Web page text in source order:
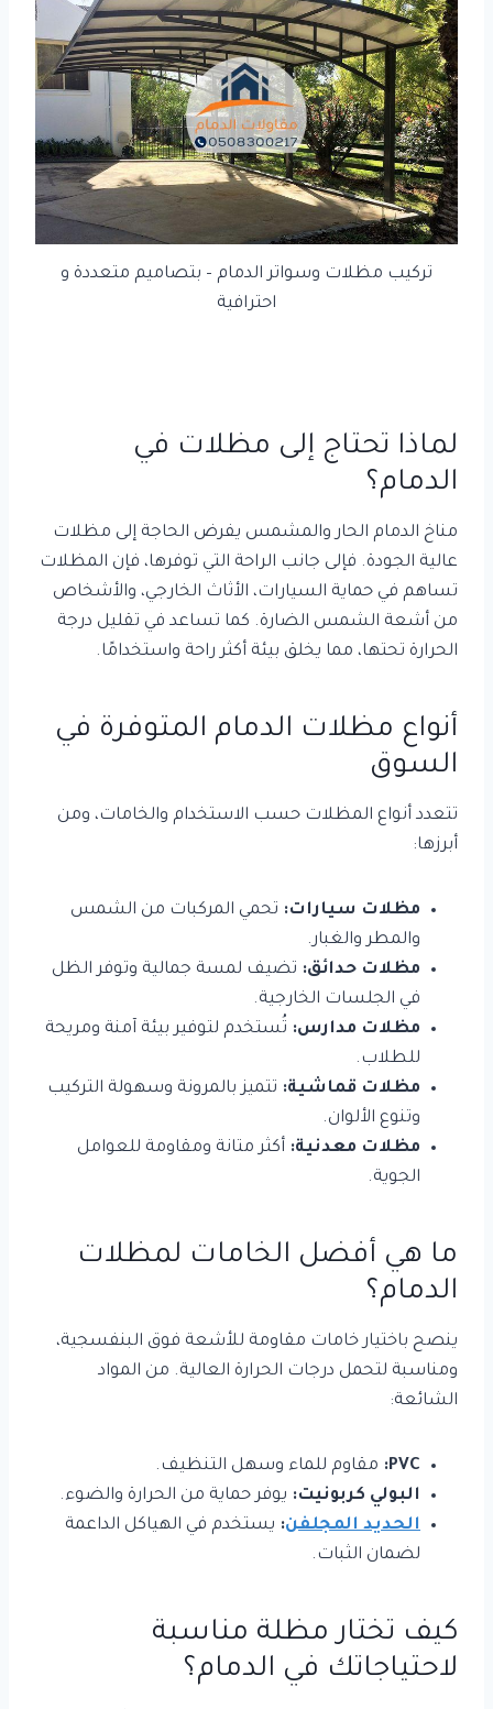
تركيب مظلات وسواتر الدمام – بتصاميم متعددة و
احترافية
لماذا تحتاج إلى مظلات في
الدمام؟
مناخ الدمام الحار والمشمس يفرض الحاجة إلى مظلات
عالية الجودة. فإلى جانب الراحة التي توفرها، فإن المظلات
تساهم في حماية السيارات، الأثاث الخارجي، والأشخاص
من أشعة الشمس الضارة. كما تساعد في تقليل درجة
الحرارة تحتها، مما يخلق بيئة أكثر راحة واستخدامًا.
أنواع مظلات الدمام المتوفرة في
السوق
تتعدد أنواع المظلات حسب الاستخدام والخامات، ومن
أبرزها:
مظلات سيارات: تحمي المركبات من الشمس
والمطر والغبار.
مظلات حدائق: تضيف لمسة جمالية وتوفر الظل
في الجلسات الخارجية.
مظلات مدارس: تُستخدم لتوفير بيئة آمنة ومريحة
للطلاب.
مظلات قماشية: تتميز بالمرونة وسهولة التركيب
وتنوع الألوان.
مظلات معدنية: أكثر متانة ومقاومة للعوامل
الجوية.
ما هي أفضل الخامات لمظلات
الدمام؟
ينصح باختيار خامات مقاومة للأشعة فوق البنفسجية،
ومناسبة لتحمل درجات الحرارة العالية. من المواد
الشائعة:
PVC:
مقاوم للماء وسهل التنظيف.
البولي كربونيت: يوفر حماية من الحرارة والضوء.
الحديد المجلفن: يستخدم في الهياكل الداعمة
لضمان الثبات.
كيف تختار مظلة مناسبة
لاحتياجاتك في الدمام؟